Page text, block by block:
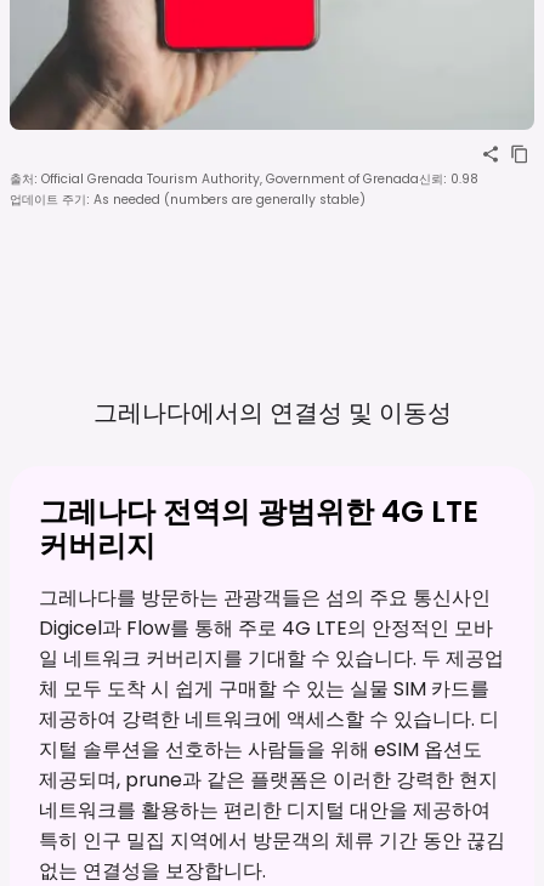
출처: Official Grenada Tourism Authority, Government of Grenada신뢰: 0.98
업데이트 주기: As needed (numbers are generally stable)
그레나다에서의 연결성 및 이동성
그레나다 전역의 광범위한 4G LTE
커버리지
그레나다를 방문하는 관광객들은 섬의 주요 통신사인
Digicel과 Flow를 통해 주로 4G LTE의 안정적인 모바
일 네트워크 커버리지를 기대할 수 있습니다. 두 제공업
체 모두 도착 시 쉽게 구매할 수 있는 실물 SIM 카드를
제공하여 강력한 네트워크에 액세스할 수 있습니다. 디
지털 솔루션을 선호하는 사람들을 위해 eSIM 옵션도
제공되며, prune과 같은 플랫폼은 이러한 강력한 현지
네트워크를 활용하는 편리한 디지털 대안을 제공하여
특히 인구 밀집 지역에서 방문객의 체류 기간 동안 끊김
없는 연결성을 보장합니다.